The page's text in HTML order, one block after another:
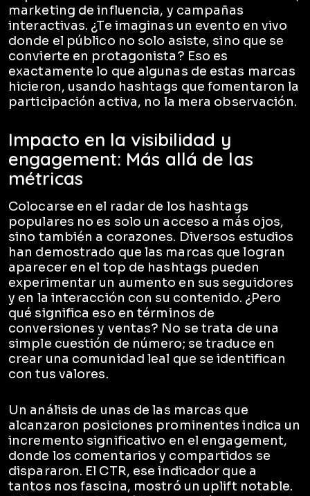
marketing de influencia, y campañas
interactivas. ¿Te imaginas un evento en vivo
donde el público no solo asiste, sino que se
convierte en protagonista? Eso es
exactamente lo que algunas de estas marcas
hicieron, usando hashtags que fomentaron la
participación activa, no la mera observación.
Impacto en la visibilidad y
engagement: Más allá de las
métricas
Colocarse en el radar de los hashtags
populares no es solo un acceso a más ojos,
sino también a corazones. Diversos estudios
han demostrado que las marcas que logran
aparecer en el top de hashtags pueden
experimentar un aumento en sus seguidores
y en la interacción con su contenido. ¿Pero
qué significa eso en términos de
conversiones y ventas? No se trata de una
simple cuestión de número; se traduce en
crear una comunidad leal que se identifican
con tus valores.
Un análisis de unas de las marcas que
alcanzaron posiciones prominentes indica un
incremento significativo en el engagement,
donde los comentarios y compartidos se
dispararon. El CTR, ese indicador que a
tantos nos fascina, mostró un uplift notable.